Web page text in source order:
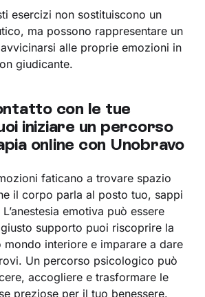
esercizi non sostituiscono un
ma possono rappresentare un
alle proprie emozioni in
giudicante.
con le tue
iniziare un percorso
online con Unobravo
faticano a trovare spazio
il corpo parla al posto tuo, sappi
emotiva può essere
supporto puoi riscoprire la
mondo interiore e imparare a dare
Un percorso psicologico può
accogliere e trasformare le
preziose per il tuo benessere.